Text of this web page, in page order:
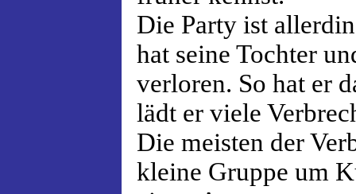
Die Party ist
hat seine Tochter
verloren. So hat er
lädt er viele
Die meisten der
kleine Gruppe um